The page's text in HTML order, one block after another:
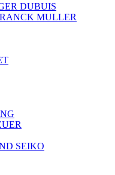
DUBUIS
MULLER
SEIKO